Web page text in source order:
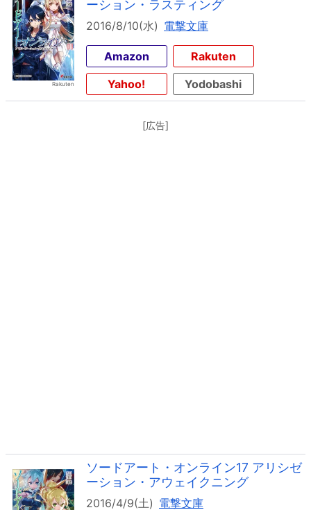
ーション・ラスティング
2016/8/10(水) 電撃文庫
Amazon
Rakuten
Yahoo!
Yodobashi
[広告]
ソードアート・オンライン17 アリシゼ
ーション・アウェイクニング
2016/4/9(土) 電撃文庫